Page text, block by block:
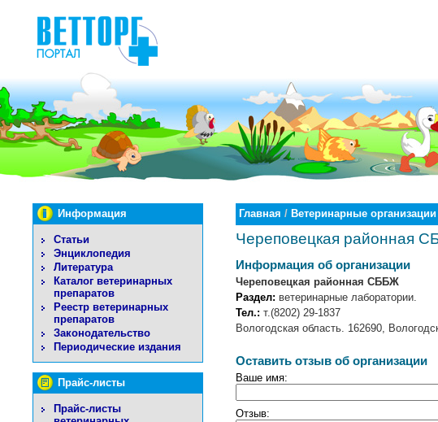
Информация
Статьи
Энциклопедия
Литература
Каталог ветеринарных
препаратов
Реестр ветеринарных
препаратов
Законодательство
Периодические издания
Прайс-листы
Прайс-листы
Главная / Ветеринарные организации
Череповецкая районная
Информация об организации
Череповецкая районная СББЖ
Раздел: ветеринарные лаборатории.
Тел.: т.(8202) 29-1837
Вологодская область. 162690,
Оставить отзыв об организации
Ваше имя:
Отзыв: